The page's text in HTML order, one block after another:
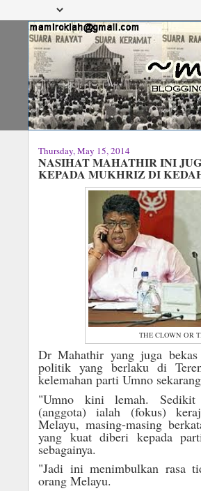
Thursday, May 15, 2014
NASIHAT MAHATHIR INI
KEPADA MUKHRIZ DI
THE CLOWN OR
Dr Mahathir yang juga
politik yang berlaku di
kelemahan parti Umno
"Umno kini lemah. Sedikit
(anggota) ialah (fokus)
Melayu, masing-masing
yang kuat diberi kepada
sebagainya.
"Jadi ini menimbulkan rasa
orang Melayu.